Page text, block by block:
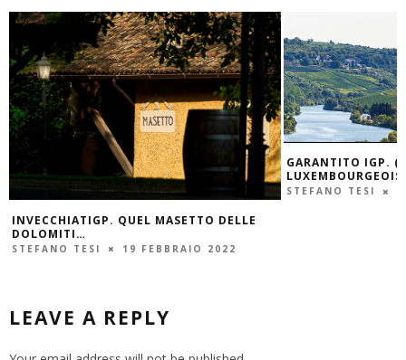
MASETTO DELLE
2022
GARANTITO IGP. (MADE)MOISELLE
LUXEMBOURGEOISE
STEFANO TESI 20 GENNAIO 2022
LEAVE A REPLY